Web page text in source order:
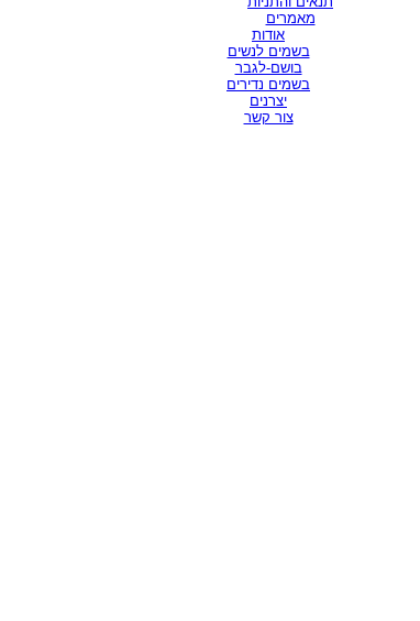
מאמרים
אודות
בשמים לנשים
בושם-לגבר
בשמים נדירים
יצרנים
צור קשר